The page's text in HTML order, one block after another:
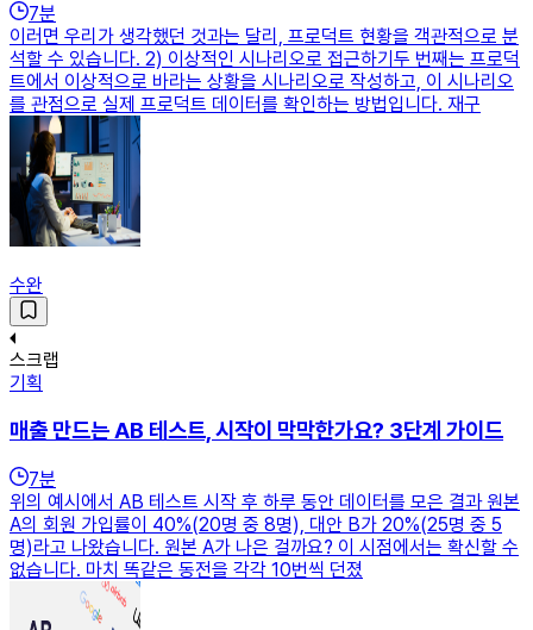
7분
이러면 우리가 생각했던 것과는 달리, 프로덕트 현황을 객관적으로 분
석할 수 있습니다. 2) 이상적인 시나리오로 접근하기두 번째는 프로덕
트에서 이상적으로 바라는 상황을 시나리오로 작성하고, 이 시나리오
를 관점으로 실제 프로덕트 데이터를 확인하는 방법입니다. 재구
수완
스크랩
기획
매출 만드는 AB 테스트, 시작이 막막한가요? 3단계 가이드
7분
위의 예시에서 AB 테스트 시작 후 하루 동안 데이터를 모은 결과 원본
A의 회원 가입률이 40%(20명 중 8명), 대안 B가 20%(25명 중 5
명)라고 나왔습니다. 원본 A가 나은 걸까요? 이 시점에서는 확신할 수
없습니다. 마치 똑같은 동전을 각각 10번씩 던졌